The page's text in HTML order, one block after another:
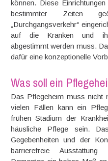
können. Diese
bestimmter Zeiten
„Durchgangsverkehr“
auf die Kranken und
abgestimmt werden muss.
dafür eine konzeptionelle
Was soll ein
Das Pflegeheim muss nicht
vielen Fällen kann ein
frühen Stadium der
häusliche Pflege sein.
Gegebenheiten und der
barrierefreie